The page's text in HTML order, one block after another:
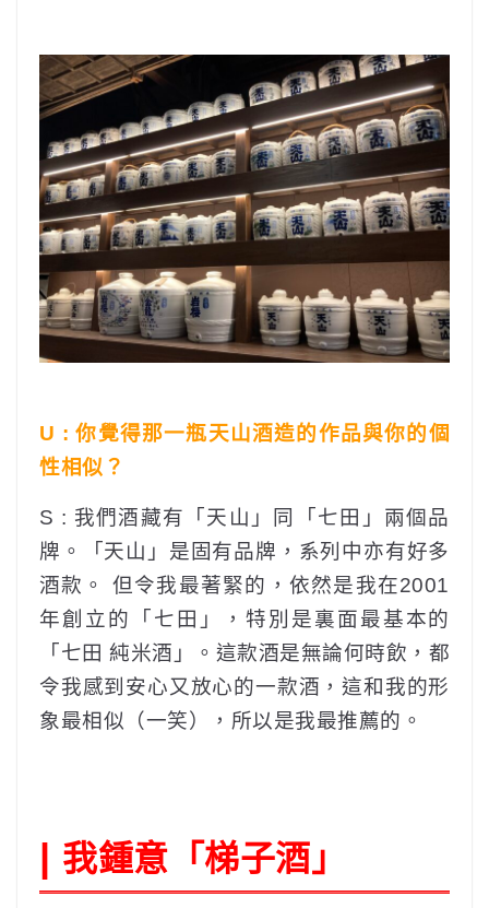
U : 你覺得那一瓶天山酒造的作品與你的個
性相似？
S : 我們酒藏有「天山」同「七田」兩個品
牌。「天山」是固有品牌，系列中亦有好多
酒款。 但令我最著緊的，依然是我在2001
年創立的「七田」，特別是裏面最基本的
「七田 純米酒」。這款酒是無論何時飲，都
令我感到安心又放心的一款酒，這和我的形
象最相似（一笑），所以是我最推薦的。
| 我鍾意「梯子酒」